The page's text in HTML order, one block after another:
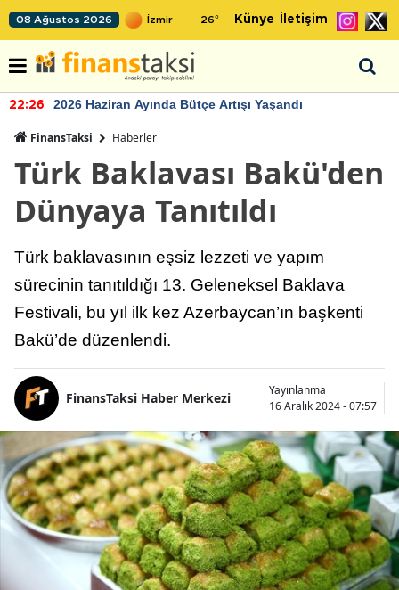
08 Ağustos 2026 26° Künye İletişim
22:26 2026 Haziran Ayında Bütçe Artışı Yaşandı
FinansTaksi Haberler
Türk Baklavası Bakü'den
Dünyaya Tanıtıldı
Türk baklavasının eşsiz lezzeti ve yapım
sürecinin tanıtıldığı 13. Geleneksel Baklava
Festivali, bu yıl ilk kez Azerbaycan’ın başkenti
Bakü’de düzenlendi.
FinansTaksi Haber Merkezi
Yayınlanma
16 Aralık 2024 - 07:57